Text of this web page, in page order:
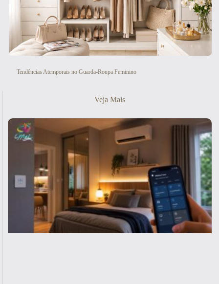
Tendências Atemporais no Guarda-Roupa Feminino
Veja Mais